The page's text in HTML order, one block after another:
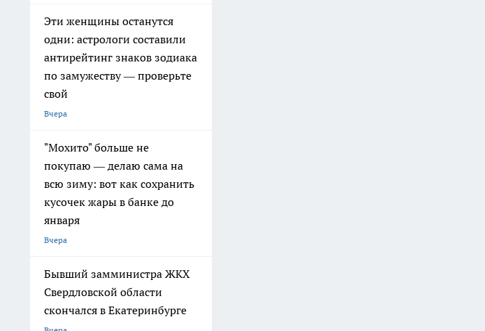
Эти женщины останутся
одни: астрологи составили
антирейтинг знаков зодиака
по замужеству — проверьте
свой
Вчера
"Мохито" больше не
покупаю — делаю сама на
всю зиму: вот как сохранить
кусочек жары в банке до
января
Вчера
Бывший замминистра ЖКХ
Свердловской области
скончался в Екатеринбурге